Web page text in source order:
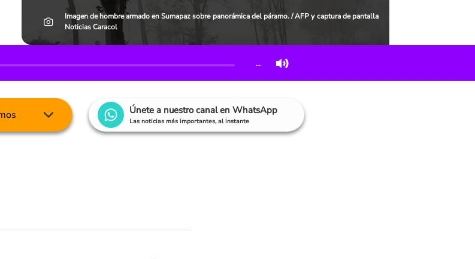
Imagen de hombre armado en Sumapaz sobre panorámica del páramo. / AFP y captura de pantalla
Noticias Caracol
…
Únete a nuestro canal en WhatsApp
Las noticias más importantes, al instante